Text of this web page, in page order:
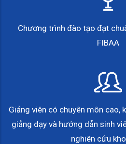
Chương trình đào tạo đạt
FIBAA
Giảng viên có chuyên môn cao,
giảng dạy và hướng dẫn sinh
nghiên cứu